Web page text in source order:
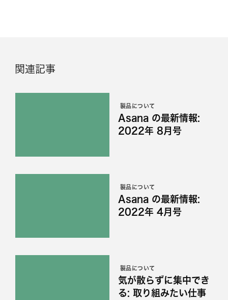
関連記事
製品について
Asana の最新情報:
2022年 8月号
製品について
Asana の最新情報:
2022年 4月号
製品について
気が散らずに集中でき
る: 取り組みたい仕事